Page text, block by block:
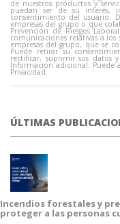
de nuestros productos y
puedan ser de su interés,
consentimiento del usuario.
empresas del grupo o que
Prevención de Riesgos
comunicaciones relativas a
empresas del grupo, que se
Puede retirar su
rectificar, suprimir sus datos
Información adicional: Puede
Privacidad.
ÚLTIMAS
Incendios forestales y
proteger a las personas